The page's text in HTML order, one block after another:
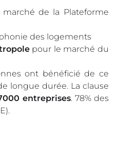
de la Plateforme
des logements
pour le marché du
ont bénéficié de ce
longue durée. La clause
entreprises. 78% des